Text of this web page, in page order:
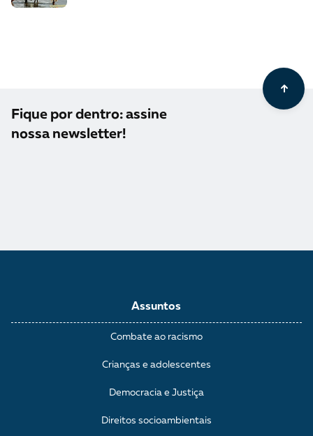
Fique por dentro: assine
nossa newsletter!
Assuntos
Combate ao racismo
Crianças e adolescentes
Democracia e Justiça
Direitos socioambientais